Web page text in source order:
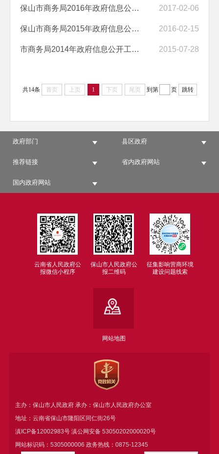
保山市商务局2016年政府信息公开工作年度报告 2017-02-06
保山市商务局2015年政府信息公开工作年度报告 2016-02-15
市商务局2014年政府信息公开工作年度报告 2015-07-28
共14条 首页 上页 1 下页 尾页 到第 页 跳转
政府部门 县区政府
推荐链接 省内政府网站
国内政府网站
云南省人民政府公
报微信小程序
保山市人民政府公
报二维码
征集影响营商环境
建设问题线索
网站地图
主办：保山市人民政府 承办：保山市人民政府办公室
地址：云南省保山市隆阳区同仁街26号
滇ICP备12002983号滇公网安备 53050202000020号
网站标识码：5305000006 政务热线：0875-12345